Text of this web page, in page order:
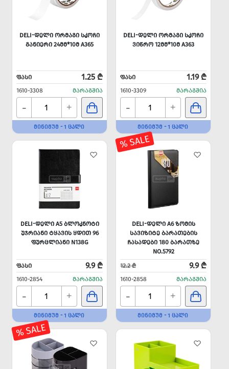
DELI-ᲓᲔᲚᲘ ᲝᲠᲛᲐᲒᲘ ᲡᲙᲝᲩᲘ
ᲒᲐᲜᲘᲔᲠᲘ 24ᲛᲛ*10Მ A365
ᲤᲐᲡᲘ 1.25 ₾
1610-3308 ᲛᲐᲠᲐᲒᲨᲘᲐ
- +
ᲛᲘᲜᲘᲛᲣᲛ - 1 ᲪᲐᲚᲘ
DELI-ᲓᲔᲚᲘ ᲝᲠᲛᲐᲒᲘ ᲡᲙᲝᲩᲘ
ᲕᲘᲬᲠᲝ 12ᲛᲛ*10Მ A363
ᲤᲐᲡᲘ 1.19 ₾
1610-3309 ᲛᲐᲠᲐᲒᲨᲘᲐ
- +
ᲛᲘᲜᲘᲛᲣᲛ - 1 ᲪᲐᲚᲘ
DELI-ᲓᲔᲚᲘ A5 ᲑᲚᲝᲙᲜᲝᲢᲘ
ᲣᲯᲠᲘᲐᲜᲘ ᲢᲧᲐᲕᲘᲡ ᲧᲓᲘᲗ 96
ᲤᲣᲠᲪᲚᲘᲐᲜᲘ N138G
ᲤᲐᲡᲘ 9.9 ₾
1610-2854 ᲛᲐᲠᲐᲒᲨᲘᲐ
- +
ᲛᲘᲜᲘᲛᲣᲛ - 1 ᲪᲐᲚᲘ
% SALE
DELI-ᲓᲔᲚᲘ A6 ᲖᲝᲛᲘᲡ
ᲡᲐᲕᲘᲖᲘᲢᲔ ᲑᲐᲠᲐᲗᲔᲑᲘᲡ
ᲩᲐᲡᲐᲓᲔᲑᲘ 180 ᲑᲐᲠᲐᲗᲖᲔ
NO.5792
12.2 ₾
9.9 ₾
1610-2858 ᲛᲐᲠᲐᲒᲨᲘᲐ
- +
ᲛᲘᲜᲘᲛᲣᲛ - 1 ᲪᲐᲚᲘ
% SALE